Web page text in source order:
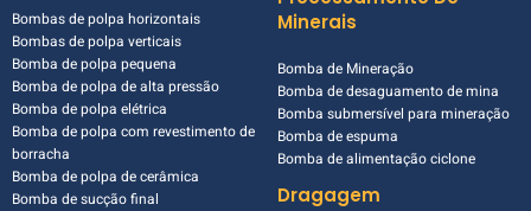
Bombas de polpa horizontais
Bombas de polpa verticais
Bomba de polpa pequena
Bomba de polpa de alta pressão
Bomba de polpa elétrica
Bomba de polpa com revestimento de
borracha
Bomba de polpa de cerâmica
Bomba de sucção final
Minerais
Bomba de Mineração
Bomba de desaguamento de mina
Bomba submersível para mineração
Bomba de espuma
Bomba de alimentação ciclone
Dragagem